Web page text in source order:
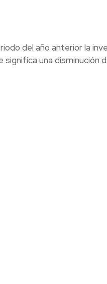
del año anterior la
una disminución